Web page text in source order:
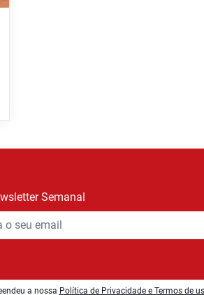
Semanal
a nossa Política de Privacidade e Termos de